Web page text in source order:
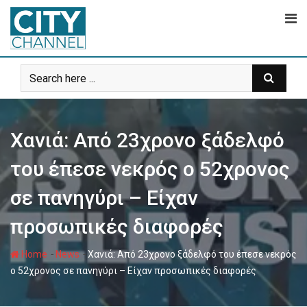
Skip
content
Χανιά: Από 23χρονο ξάδελφό
του έπεσε νεκρός ο 52χρονος
σε πανηγύρι – Είχαν
προσωπικές διαφορές
Home - News-Χανιά: Από 23χρονο ξάδελφό του έπεσε νεκρός
ο 52χρονος σε πανηγύρι – Είχαν προσωπικές διαφορές